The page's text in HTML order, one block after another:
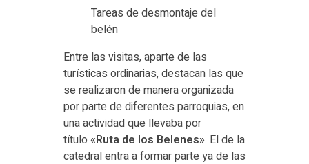
Tareas de desmontaje del
belén
Entre las visitas, aparte de las
turísticas ordinarias, destacan las que
se realizaron de manera organizada
por parte de diferentes parroquias, en
una actividad que llevaba por
título «Ruta de los Belenes». El de la
catedral entra a formar parte ya de las